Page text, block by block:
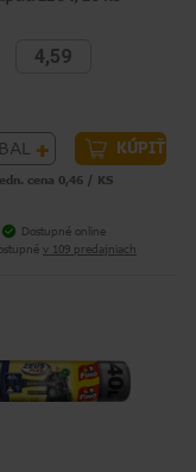
4,59
BAL + KÚPIŤ
cena 0,46 / KS
Dostupné online
v 109 predajniach